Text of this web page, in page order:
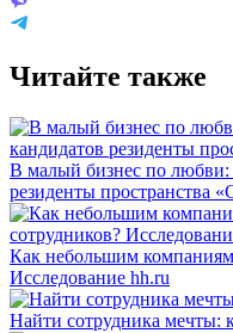
Читайте также
В малый бизнес по любви:
резиденты пространства
Как небольшим
Исследование hh.ru
Найти сотрудника мечты: